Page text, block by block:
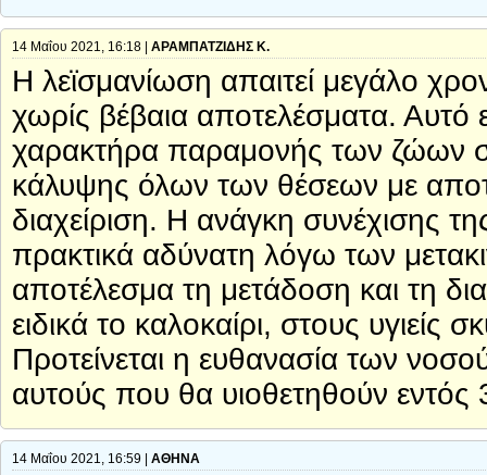
14 Μαΐου 2021, 16:18 | AΡΑΜΠΑΤΖΙΔΗΣ Κ.
Η λεϊσμανίωση απαιτεί μεγάλο
χωρίς βέβαια αποτελέσματα. Αυτό
χαρακτήρα παραμονής των ζώων
κάλυψης όλων των θέσεων με
διαχείριση. Η ανάγκη συνέχισης
πρακτικά αδύνατη λόγω των
αποτέλεσμα τη μετάδοση και τη
ειδικά το καλοκαίρι, στους
Προτείνεται η ευθανασία των
αυτούς που θα υιοθετηθούν
14 Μαΐου 2021, 16:59 | ΑΘΗΝΑ